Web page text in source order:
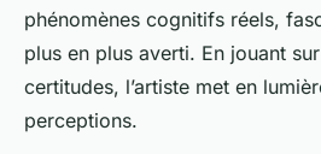
phénomènes cognitifs réels,
plus en plus averti. En jouant
certitudes, l’artiste met en
perceptions.